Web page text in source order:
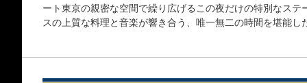
ート東京の親密な空間で繰り広げるこの夜だけの特別なス
スの上質な料理と音楽が響き合う、唯一無二の時間を堪能し